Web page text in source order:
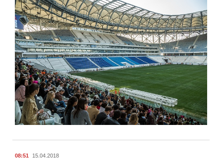
08:51 15.04.2018